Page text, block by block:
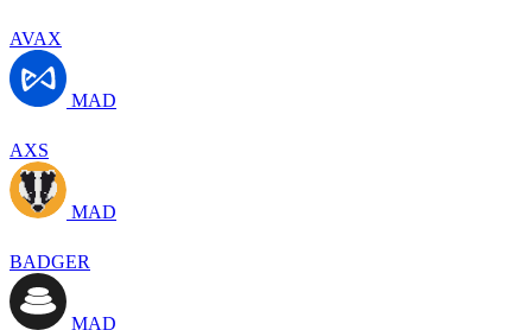
AVAX
MAD
AXS
MAD
BADGER
MAD